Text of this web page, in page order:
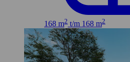
168 m2 t/m 168 m2